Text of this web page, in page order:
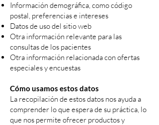
Información demográfica, como código
postal, preferencias e intereses
Datos de uso del sitio web
Otra información relevante para las
consultas de los pacientes
​Otra información relacionada con ofertas
especiales y encuestas
Cómo usamos estos datos
La recopilación de estos datos nos ayuda a
comprender lo que espera de su práctica, lo
que nos permite ofrecer productos y